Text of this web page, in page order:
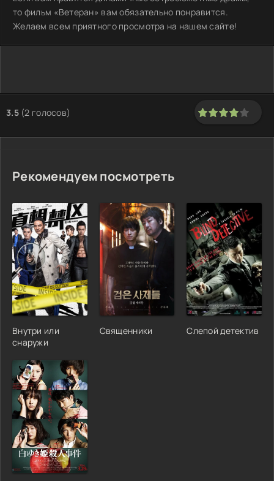
то фильм «Ветеран» вам обязательно понравится.
Желаем всем приятного просмотра на нашем сайте!
3.5(2 голосов)
Рекомендуем посмотреть
Внутри или
снаружи
Священники Слепой детектив